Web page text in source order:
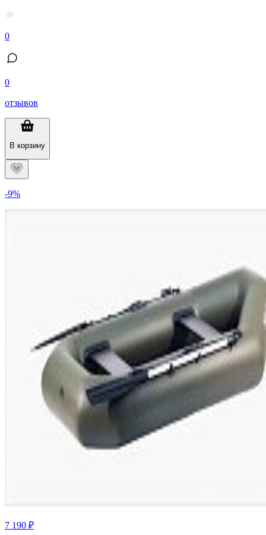
0
0
отзывов
В корзину
-9%
7 190 ₽